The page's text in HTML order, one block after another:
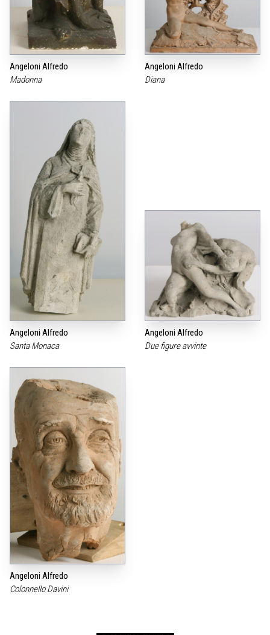
Angeloni Alfredo
Madonna
Angeloni Alfredo
Diana
Angeloni Alfredo
Santa Monaca
Angeloni Alfredo
Due figure avvinte
Angeloni Alfredo
Colonnello Davini